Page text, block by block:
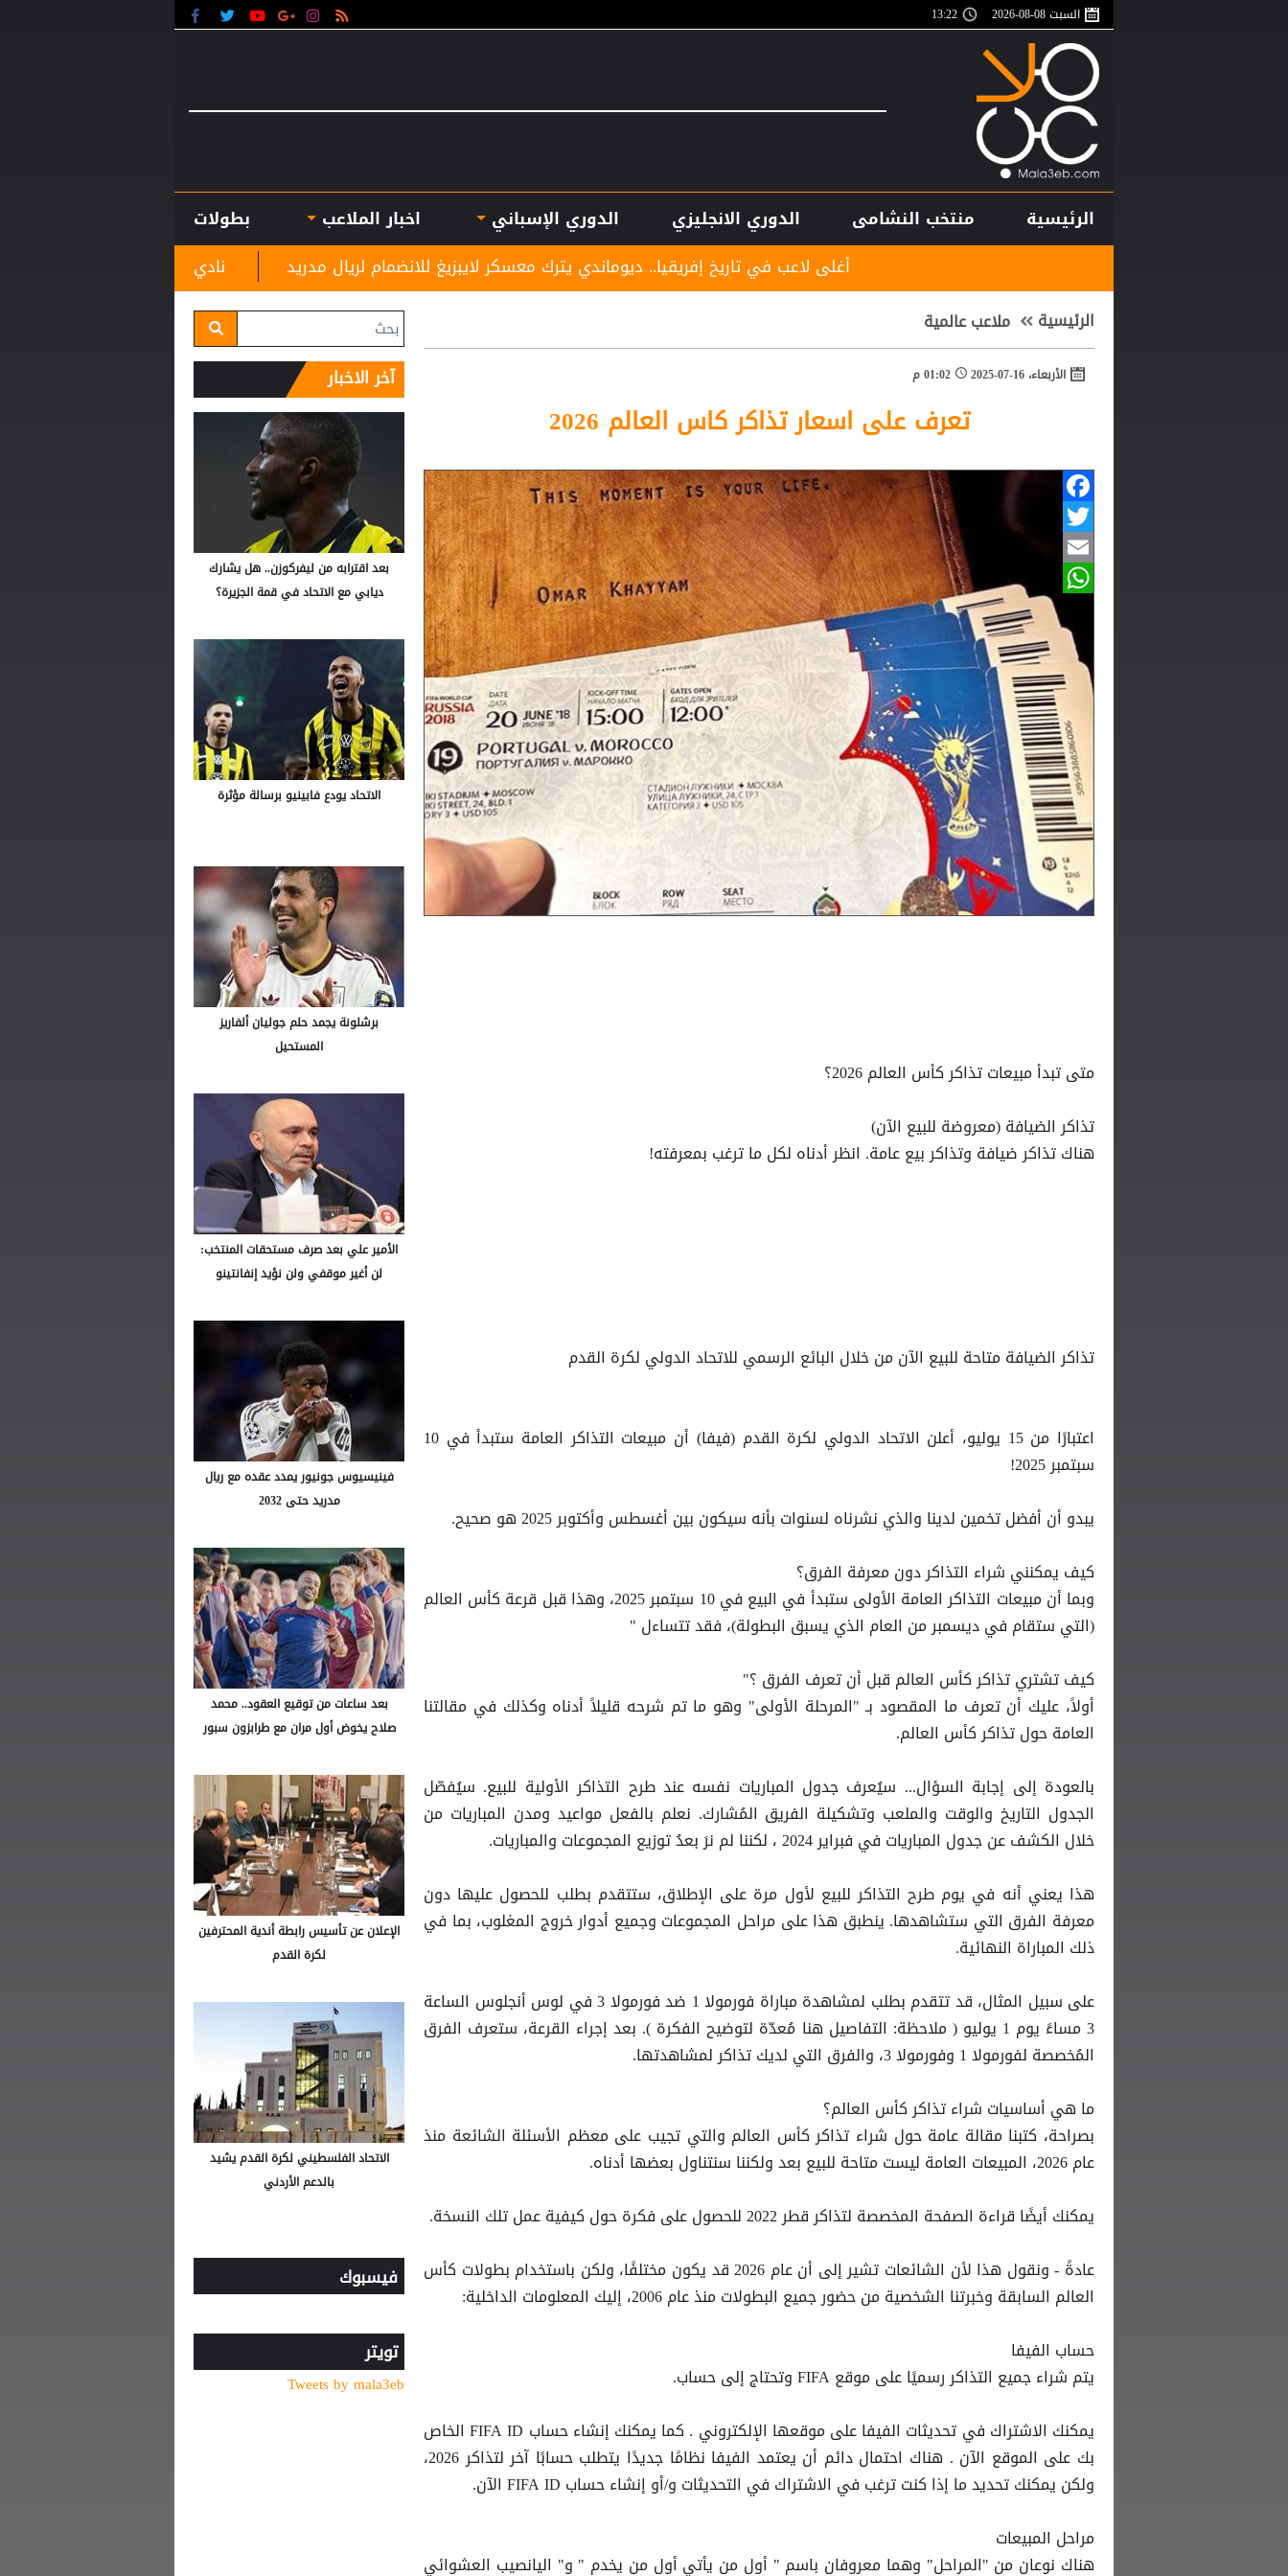
السبت 08-08-2026 13:22
الرئيسية منتخب النشامى الدوري الانجليزي الدوري الإسباني اخبار الملاعب
بطولات
نادي الرمثا يستقبل مدربه الجديد غاسانين
أغلى لاعب في تاريخ إفريقيا.. ديوماندي يترك معسكر لايبزيغ للانضمام لريال مدريد
الرئيسية ملاعب عالمية
الأربعاء، 16-07-2025 01:02 م
تعرف على اسعار تذاكر كاس العالم 2026
Facebook
Twitter
Email
WhatsApp
متى تبدأ مبيعات تذاكر كأس العالم 2026؟
تذاكر الضيافة (معروضة للبيع الآن)
هناك تذاكر ضيافة وتذاكر بيع عامة. انظر أدناه لكل ما ترغب بمعرفته!
تذاكر الضيافة متاحة للبيع الآن من خلال البائع الرسمي للاتحاد الدولي لكرة القدم
اعتبارًا من 15 يوليو، أعلن الاتحاد الدولي لكرة القدم (فيفا) أن مبيعات التذاكر العامة ستبدأ في 10
سبتمبر 2025!
يبدو أن أفضل تخمين لدينا والذي نشرناه لسنوات بأنه سيكون بين أغسطس وأكتوبر 2025 هو صحيح.
كيف يمكنني شراء التذاكر دون معرفة الفرق؟
وبما أن مبيعات التذاكر العامة الأولى ستبدأ في البيع في 10 سبتمبر 2025، وهذا قبل قرعة كأس العالم
(التي ستقام في ديسمبر من العام الذي يسبق البطولة)، فقد تتساءل "
كيف تشتري تذاكر كأس العالم قبل أن تعرف الفرق ؟"
أولاً، عليك أن تعرف ما المقصود بـ "المرحلة الأولى" وهو ما تم شرحه قليلاً أدناه وكذلك في مقالتنا
العامة حول تذاكر كأس العالم.
بالعودة إلى إجابة السؤال... سيُعرف جدول المباريات نفسه عند طرح التذاكر الأولية للبيع. سيُفصّل
الجدول التاريخ والوقت والملعب وتشكيلة الفريق المُشارك. نعلم بالفعل مواعيد ومدن المباريات من
خلال الكشف عن جدول المباريات في فبراير 2024 ، لكننا لم نرَ بعدُ توزيع المجموعات والمباريات.
هذا يعني أنه في يوم طرح التذاكر للبيع لأول مرة على الإطلاق، ستتقدم بطلب للحصول عليها دون
معرفة الفرق التي ستشاهدها. ينطبق هذا على مراحل المجموعات وجميع أدوار خروج المغلوب، بما في
ذلك المباراة النهائية.
على سبيل المثال، قد تتقدم بطلب لمشاهدة مباراة فورمولا 1 ضد فورمولا 3 في لوس أنجلوس الساعة
3 مساءً يوم 1 يوليو ( ملاحظة: التفاصيل هنا مُعدّة لتوضيح الفكرة ). بعد إجراء القرعة، ستعرف الفرق
المُخصصة لفورمولا 1 وفورمولا 3، والفرق التي لديك تذاكر لمشاهدتها.
ما هي أساسيات شراء تذاكر كأس العالم؟
بصراحة، كتبنا مقالة عامة حول شراء تذاكر كأس العالم والتي تجيب على معظم الأسئلة الشائعة منذ
عام 2026، المبيعات العامة ليست متاحة للبيع بعد ولكننا سنتناول بعضها أدناه.
يمكنك أيضًا قراءة الصفحة المخصصة لتذاكر قطر 2022 للحصول على فكرة حول كيفية عمل تلك النسخة.
عادةً - ونقول هذا لأن الشائعات تشير إلى أن عام 2026 قد يكون مختلفًا، ولكن باستخدام بطولات كأس
العالم السابقة وخبرتنا الشخصية من حضور جميع البطولات منذ عام 2006، إليك المعلومات الداخلية:
حساب الفيفا
يتم شراء جميع التذاكر رسميًا على موقع
وتحتاج إلى حساب.
يمكنك الاشتراك في تحديثات الفيفا على موقعها الإلكتروني . كما يمكنك إنشاء حساب
ID الخاص
بك على الموقع الآن . هناك احتمال دائم أن يعتمد الفيفا نظامًا جديدًا يتطلب حسابًا آخر لتذاكر 2026،
ولكن يمكنك تحديد ما إذا كنت ترغب في الاشتراك في التحديثات و/أو إنشاء حساب ID الآن.
مراحل المبيعات
هناك نوعان من "المراحل" وهما معروفان باسم " أول من يأتي أول من يخدم " و" اليانصيب العشوائي
آخر الاخبار
بعد اقترابه من ليفركوزن.. هل يشارك
ديابي مع الاتحاد في قمة الجزيرة؟
الاتحاد يودع فابينيو برسالة مؤثرة
برشلونة يجمد حلم جوليان ألفاريز
المستحيل
الأمير علي بعد صرف مستحقات المنتخب:
لن أغير موقفي ولن نؤيد إنفانتينو
فينيسيوس جونيور يمدد عقده مع ريال
مدريد حتى 2032
بعد ساعات من توقيع العقود.. محمد
صلاح يخوض أول مران مع طرابزون سبور
الإعلان عن تأسيس رابطة أندية المحترفين
لكرة القدم
الاتحاد الفلسطيني لكرة القدم يشيد
بالدعم الأردني
فيسبوك
تويتر
Tweets by mala3eb